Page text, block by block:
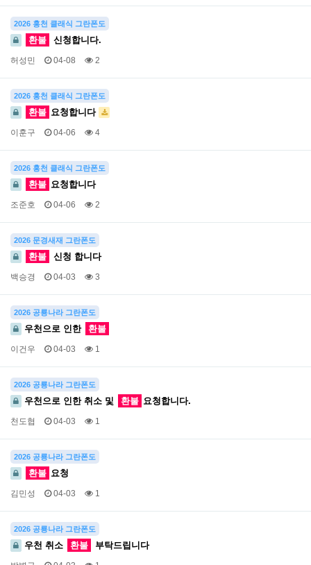
2026 홍천 클래식 그란폰도
환불 신청합니다.
허성민 04-08 2
2026 홍천 클래식 그란폰도
환불 요청합니다
이훈구 04-06 4
2026 홍천 클래식 그란폰도
환불 요청합니다
조준호 04-06 2
2026 문경새재 그란폰도
환불 신청 합니다
백승경 04-03 3
2026 공룡나라 그란폰도
우천으로 인한 환불
이건우 04-03 1
2026 공룡나라 그란폰도
우천으로 인한 취소 및 환불 요청합니다.
천도협 04-03 1
2026 공룡나라 그란폰도
환불 요청
김민성 04-03 1
2026 공룡나라 그란폰도
우천 취소 환불 부탁드립니다